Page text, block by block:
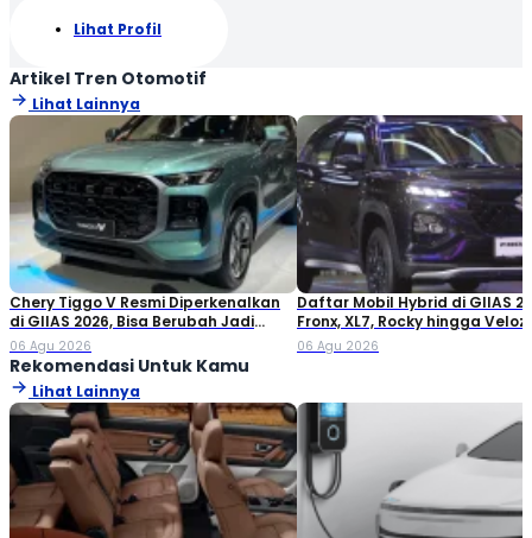
Lihat Profil
Artikel Tren Otomotif
Lihat Lainnya
Chery Tiggo V Resmi Diperkenalkan
di GIIAS 2026, Bisa Berubah Jadi
Double Cabin
06 Agu 2026
Daftar Mobil Hybrid di GIIAS
Fronx, XL7, Rocky hingga Veloz!
06 Agu 2026
Rekomendasi Untuk Kamu
Lihat Lainnya